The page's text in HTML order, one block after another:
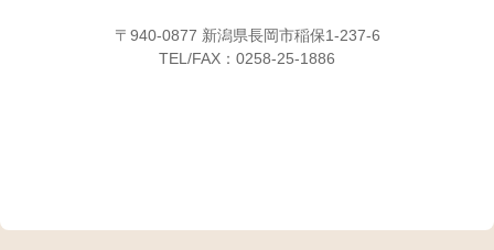
〒940-0877 新潟県長岡市稲保1-237-6
TEL/FAX：0258-25-1886